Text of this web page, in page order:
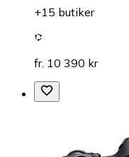
+15 butiker
fr. 10 390 kr